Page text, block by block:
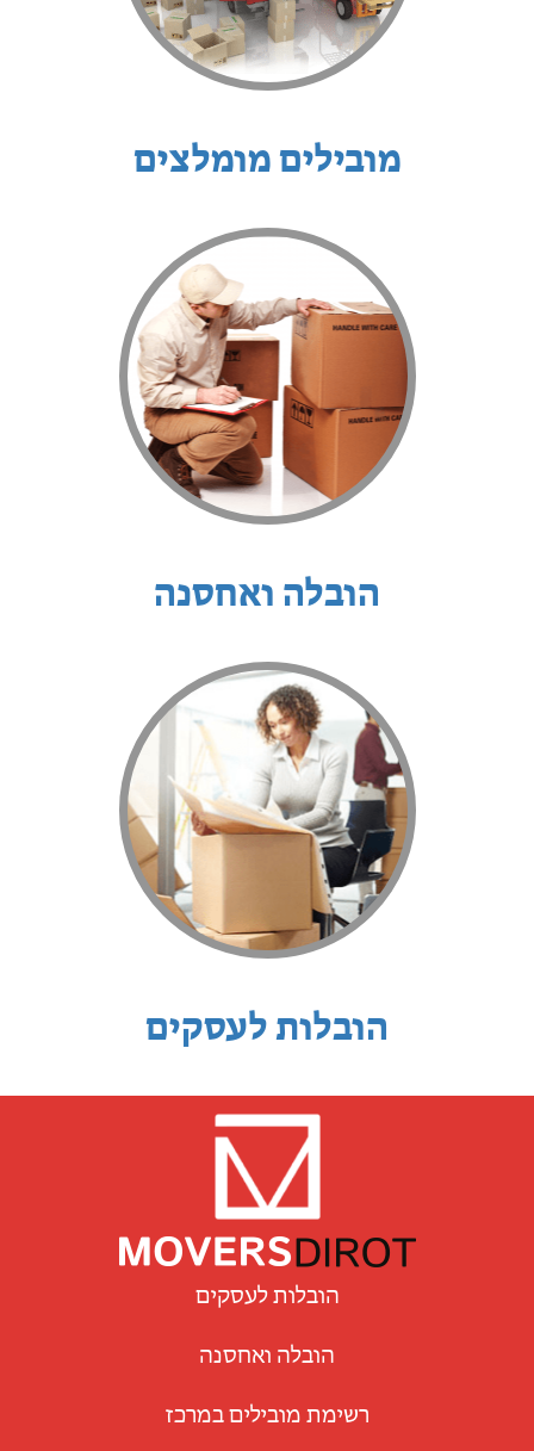
מובילים מומלצים
הובלה ואחסנה
הובלות לעסקים
הובלות לעסקים
הובלה ואחסנה
רשימת מובילים במרכז